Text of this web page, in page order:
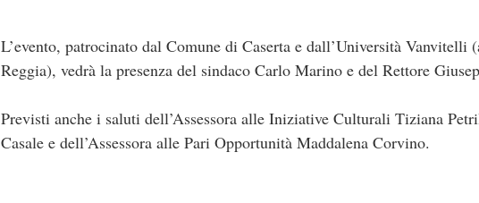
L’evento, patrocinato dal Comune di Caserta e dall’Università Vanvitelli
Reggia), vedrà la presenza del sindaco Carlo Marino e del Rettore
Previsti anche i saluti dell’Assessora alle Iniziative Culturali Tiziana
Casale e dell’Assessora alle Pari Opportunità Maddalena Corvino.